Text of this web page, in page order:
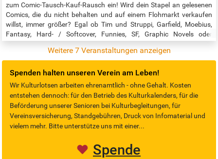
zum Comic-Tausch-Kauf-Rausch ein! Wird dein Stapel an gelesenen
Comics, die du nicht behalten und auf einem Flohmarkt verkaufen
willst, immer größer? Egal ob Tim und Struppi, Garfield, Moebius,
Fantasy, Hard- / Softcover, Funnies, SF, Graphic Novels oder
Fan genau richtig. Hol dir neues Lesefutter: tausche, kaufe oder
Weitere 7 Veranstaltungen anzeigen
Spenden halten unseren Verein am Leben!
Wir Kulturlotsen arbeiten ehrenamtlich - ohne Gehalt. Kosten
entstehen dennoch: für den Betrieb des Kulturkalenders, für die
Beförderung unserer Senioren bei Kulturbegleitungen, für
Vereinsversicherung, Standgebühren, Druck von Infomaterial und
vielem mehr. Bitte unterstütze uns mit einer...
Spende